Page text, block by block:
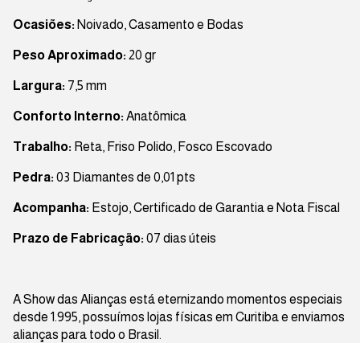
Ocasiões: Noivado, Casamento e Bodas
Peso Aproximado: 20 gr
Largura: 7,5 mm
Conforto Interno: Anatômica
Trabalho: Reta, Friso Polido, Fosco Escovado
Pedra: 03 Diamantes de 0,01 pts
Acompanha: Estojo, Certificado de Garantia e Nota Fiscal
Prazo de Fabricação: 07 dias úteis
A Show das Alianças está eternizando momentos especiais
desde 1.995, possuímos lojas físicas em Curitiba e enviamos
alianças para todo o Brasil.